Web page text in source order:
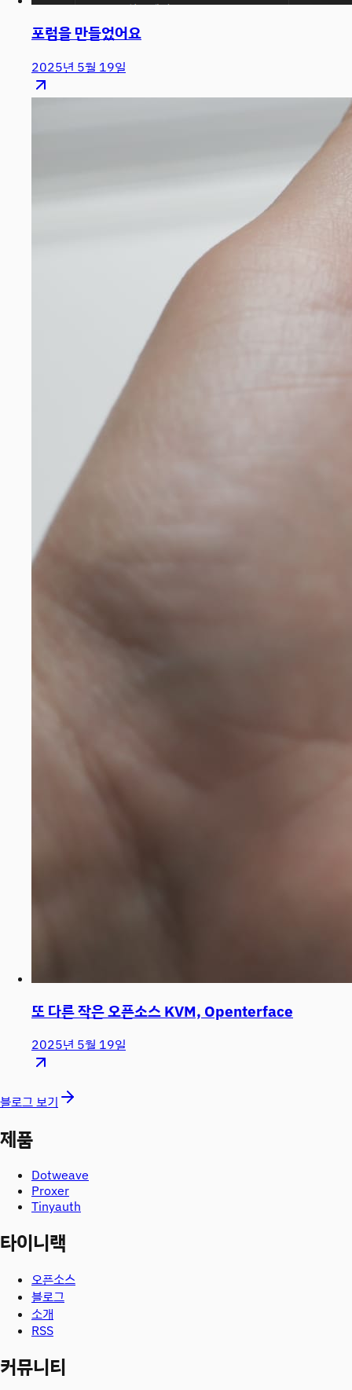
포럼을 만들었어요
2025년 5월 19일
또 다른 작은 오픈소스 KVM, Openterface
2025년 5월 19일
블로그 보기
제품
Dotweave
Proxer
Tinyauth
타이니랙
오픈소스
블로그
소개
RSS
커뮤니티